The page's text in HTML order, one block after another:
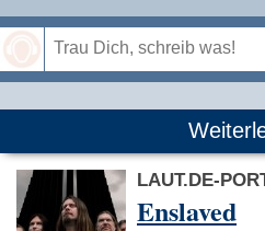
LAUT.DE-
Enslaved